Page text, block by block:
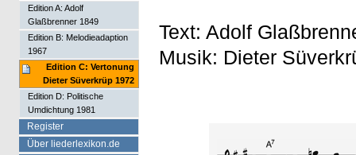
Text: Adolf
Musik: Dieter
Edition A: Adolf
Glaßbrenner 1849
Edition B: Melodieadaption
1967
Edition C: Vertonung
Dieter Süverkrüp 1972
Edition D: Politische
Umdichtung 1981
Register
Über liederlexikon.de